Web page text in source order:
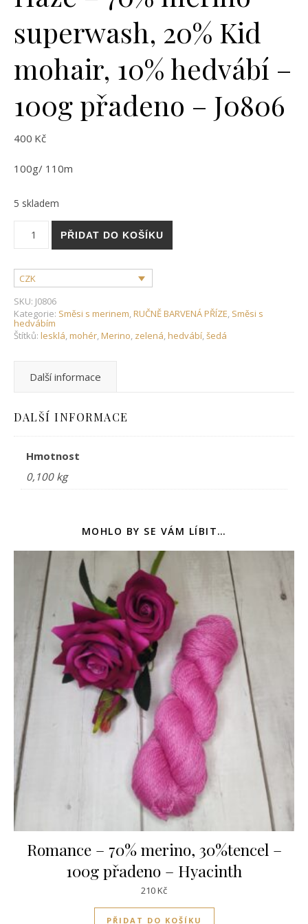
superwash, 20% Kid
mohair, 10% hedvábí –
100g přadeno – J0806
400 Kč
100g/ 110m
5 skladem
PŘIDAT DO KOŠÍKU
CZK
SKU: J0806
Kategorie: Směsi s merinem,RUČNĚ BARVENÁ PŘÍZE, Směsi s
hedvábím
Štítků: lesklá,mohér,Merino, zelená,hedvábí,šedá
Další informace
DALŠÍ INFORMACE
Hmotnost
0,100 kg
MOHLO BY SE VÁM LÍBIT…
Romance – 70% merino, 30%tencel –
100g přadeno – Hyacinth
210Kč
PŘIDAT DO KOŠÍKU